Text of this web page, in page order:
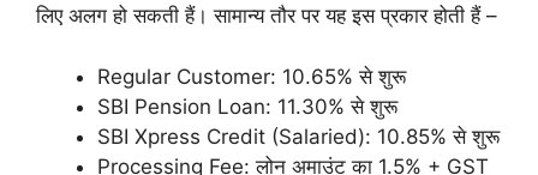
लिए अलग हो सकती हैं। सामान्य तौर पर यह इस प्रकार होती हैं –
Regular Customer: 10.65% से शुरू
SBI Pension Loan: 11.30% से शुरू
SBI Xpress Credit (Salaried): 10.85% से शुरू
Processing Fee: लोन अमाउंट का 1.5% + GST